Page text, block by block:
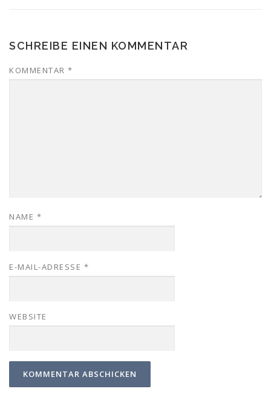
SCHREIBE EINEN KOMMENTAR
KOMMENTAR *
NAME *
E-MAIL-ADRESSE *
WEBSITE